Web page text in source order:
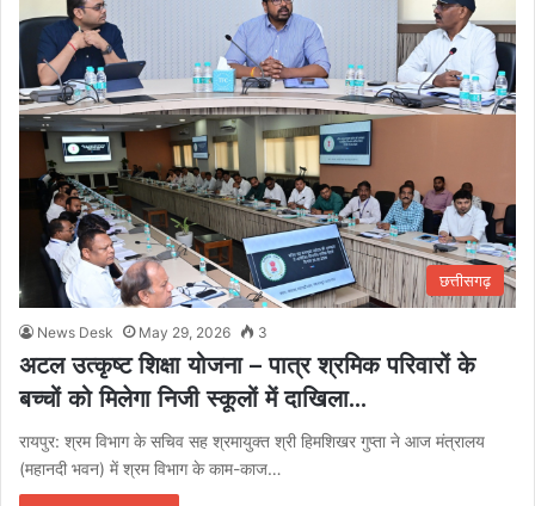
छत्तीसगढ़
News Desk May 29, 2026 3
अटल उत्कृष्ट शिक्षा योजना – पात्र श्रमिक परिवारों के
बच्चों को मिलेगा निजी स्कूलों में दाखिला…
रायपुर: श्रम विभाग के सचिव सह श्रमायुक्त श्री हिमशिखर गुप्ता ने आज मंत्रालय
(महानदी भवन) में श्रम विभाग के काम-काज…